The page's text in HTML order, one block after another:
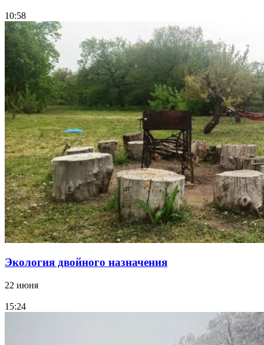
10:58
Экология двойного назначения
22 июня
15:24